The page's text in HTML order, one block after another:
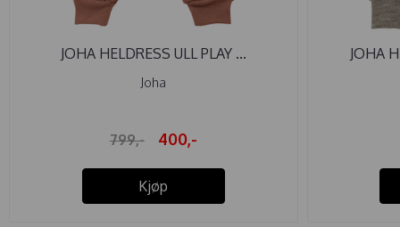
JOHA HELDRESS ULL PLAY ...
Joha
799,- 400,-
Kjøp
JOHA